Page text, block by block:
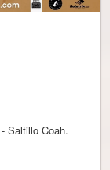
- Saltillo Coah.